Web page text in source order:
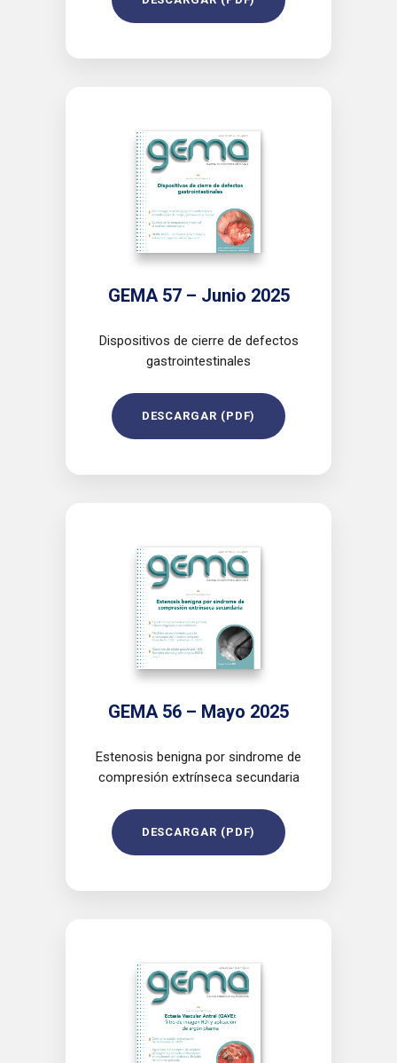
GEMA 57 – Junio 2025
Dispositivos de cierre de defectos
gastrointestinales
DESCARGAR (PDF)
GEMA 56 – Mayo 2025
Estenosis benigna por sindrome de
compresión extrínseca secundaria
DESCARGAR (PDF)